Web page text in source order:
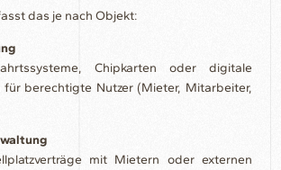
das je nach Objekt:
Chipkarten oder digitale
berechtigte Nutzer (Mieter, Mitarbeiter,
mit Mietern oder externen